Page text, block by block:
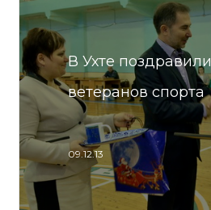
В Ухте поздравили
ветеранов спорта
09.12.13